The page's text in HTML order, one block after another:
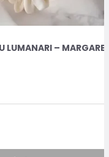
LUMANARI –